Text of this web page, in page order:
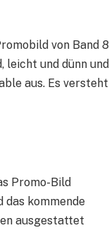
von Band 8
und dünn und
aus. Es versteht
Promo-Bild
das kommende
ausgestattet